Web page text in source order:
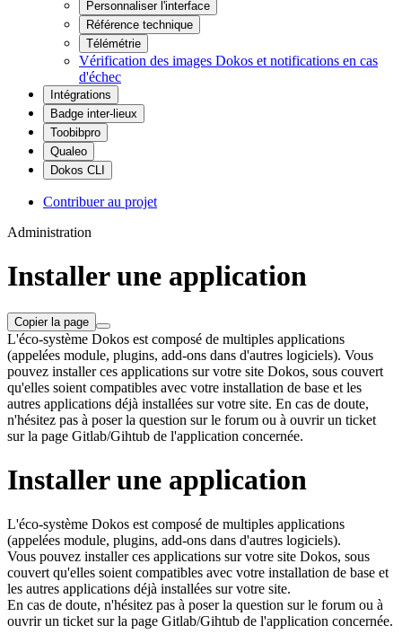
Personnaliser l'interface
Référence technique
Télémétrie
Vérification des images Dokos et notifications en cas
d'échec
Intégrations
Badge inter-lieux
Toobibpro
Qualeo
Dokos CLI
Contribuer au projet
Administration
Installer une application
Copier la page
L'éco-système Dokos est composé de multiples applications
(appelées module, plugins, add-ons dans d'autres logiciels). Vous
pouvez installer ces applications sur votre site Dokos, sous couvert
qu'elles soient compatibles avec votre installation de base et les
autres applications déjà installées sur votre site. En cas de doute,
n'hésitez pas à poser la question sur le forum ou à ouvrir un ticket
sur la page Gitlab/Gihtub de l'application concernée.
Installer une application
L'éco-système Dokos est composé de multiples applications
(appelées module, plugins, add-ons dans d'autres logiciels).
Vous pouvez installer ces applications sur votre site Dokos, sous
couvert qu'elles soient compatibles avec votre installation de base et
les autres applications déjà installées sur votre site.
En cas de doute, n'hésitez pas à poser la question sur le forum ou à
ouvrir un ticket sur la page Gitlab/Gihtub de l'application concernée.